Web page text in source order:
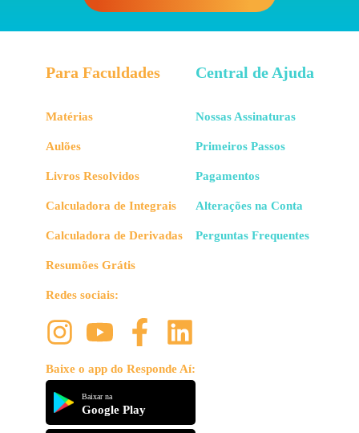
Para Faculdades
Matérias
Aulões
Livros Resolvidos
Calculadora de Integrais
Calculadora de Derivadas
Resumões Grátis
Redes sociais:
Baixe o app do Responde Aí:
Baixar na
Google Play
Central de Ajuda
Nossas Assinaturas
Primeiros Passos
Pagamentos
Alterações na Conta
Perguntas Frequentes